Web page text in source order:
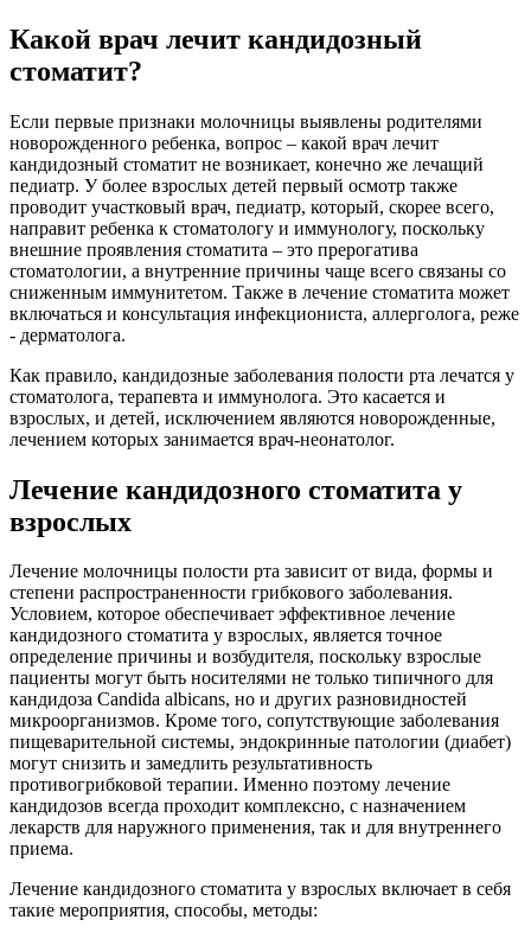
Какой врач лечит кандидозный
стоматит?
Если первые признаки молочницы выявлены родителями
новорожденного ребенка, вопрос – какой врач лечит
кандидозный стоматит не возникает, конечно же лечащий
педиатр. У более взрослых детей первый осмотр также
проводит участковый врач, педиатр, который, скорее всего,
направит ребенка к стоматологу и иммунологу, поскольку
внешние проявления стоматита – это прерогатива
стоматологии, а внутренние причины чаще всего связаны со
сниженным иммунитетом. Также в лечение стоматита может
включаться и консультация инфекциониста, аллерголога, реже
- дерматолога.
Как правило, кандидозные заболевания полости рта лечатся у
стоматолога, терапевта и иммунолога. Это касается и
взрослых, и детей, исключением являются новорожденные,
лечением которых занимается врач-неонатолог.
Лечение кандидозного стоматита у
взрослых
Лечение молочницы полости рта зависит от вида, формы и
степени распространенности грибкового заболевания.
Условием, которое обеспечивает эффективное лечение
кандидозного стоматита у взрослых, является точное
определение причины и возбудителя, поскольку взрослые
пациенты могут быть носителями не только типичного для
кандидоза Candida albicans, но и других разновидностей
микроорганизмов. Кроме того, сопутствующие заболевания
пищеварительной системы, эндокринные патологии (диабет)
могут снизить и замедлить результативность
противогрибковой терапии. Именно поэтому лечение
кандидозов всегда проходит комплексно, с назначением
лекарств для наружного применения, так и для внутреннего
приема.
Лечение кандидозного стоматита у взрослых включает в себя
такие мероприятия, способы, методы: